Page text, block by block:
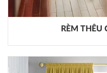
RÈM THÊU